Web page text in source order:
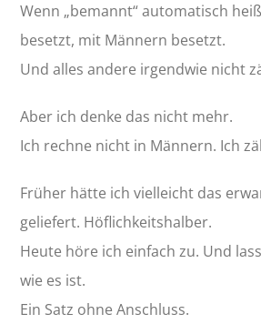
Wenn „bemannt“ automatisch
besetzt, mit Männern besetzt.
Und alles andere irgendwie nicht
Aber ich denke das nicht mehr.
Ich rechne nicht in Männern. Ich
Früher hätte ich vielleicht das
geliefert. Höflichkeitshalber.
Heute höre ich einfach zu. Und
wie es ist.
Ein Satz ohne Anschluss.